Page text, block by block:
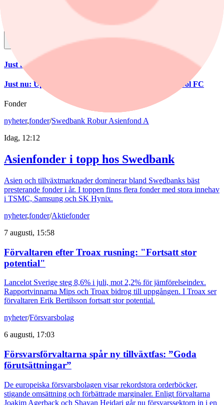
Just nu:
Just nu: Uppgifter: Bezos nära miljardaffär i Liverpool FC
Fonder
nyheter,fonder/Swedbank Robur Asienfond A
Idag, 12:12
Asienfonder i topp hos Swedbank
Asien och tillväxtmarknader dominerar bland Swedbanks bäst
presterande fonder i år. I toppen finns flera fonder med stora innehav
i TSMC, Samsung och SK Hynix.
nyheter,fonder/Aktiefonder
7 augusti, 15:58
Förvaltaren efter Troax rusning: "Fortsatt stor
potential"
Lancelot Sverige steg 8,6% i juli, mot 2,2% för jämförelseindex.
Rapportvinnarna Mips och Troax bidrog till uppgången. I Troax ser
förvaltaren Erik Bertilsson fortsatt stor potential.
nyheter/Försvarsbolag
6 augusti, 17:03
Försvarsförvaltarna spår ny tillväxtfas: ”Goda
förutsättningar”
De europeiska försvarsbolagen visar rekordstora orderböcker,
stigande omsättning och förbättrade marginaler. Enligt förvaltarna
Joakim Agerback och Shayan Heidari går nu försvarssektorn in i en